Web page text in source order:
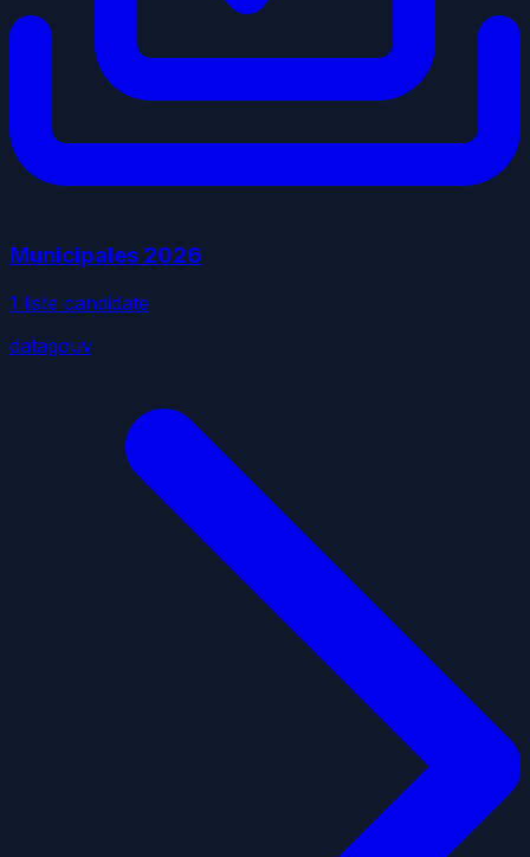
Municipales 2026
1 liste candidate
datagouv